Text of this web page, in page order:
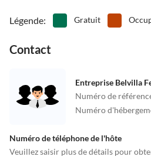
Légende: Gratuit
Contact
Entreprise Belvilla
Numéro de
Numéro
Numéro de téléphone de l'hôte
Veuillez saisir plus de détails pour